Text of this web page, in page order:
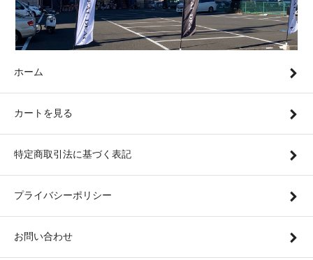
ホーム
カートを見る
特定商取引法に基づく表記
プライバシーポリシー
お問い合わせ